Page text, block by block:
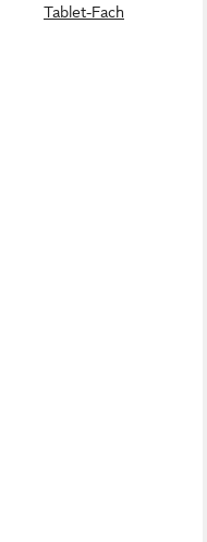
Tablet-Fach